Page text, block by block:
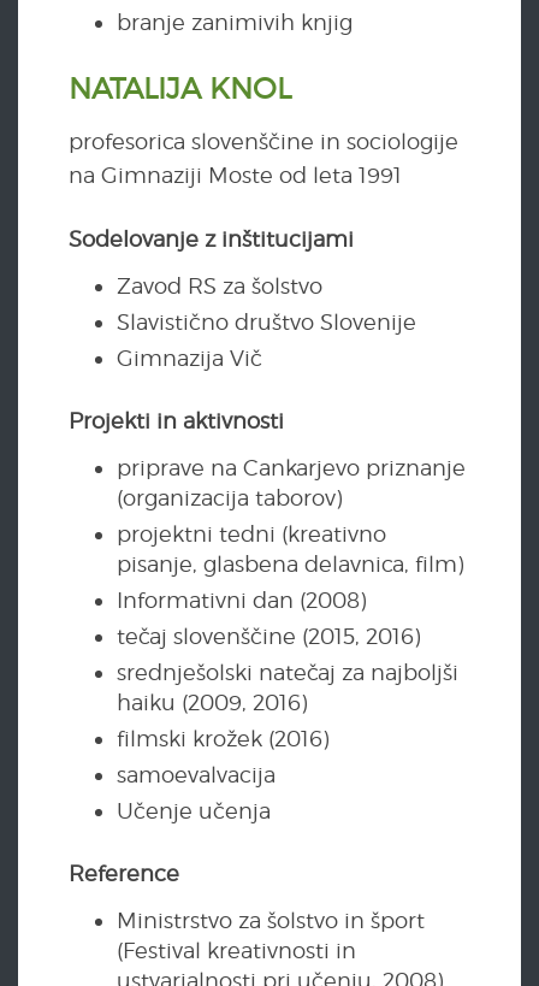
branje zanimivih knjig
NATALIJA KNOL
profesorica slovenščine in sociologije
na Gimnaziji Moste od leta 1991
Sodelovanje z inštitucijami
Zavod RS za šolstvo
Slavistično društvo Slovenije
Gimnazija Vič
Projekti in aktivnosti
priprave na Cankarjevo priznanje
(organizacija taborov)
projektni tedni (kreativno
pisanje, glasbena delavnica, film)
Informativni dan (2008)
tečaj slovenščine (2015, 2016)
srednješolski natečaj za najboljši
haiku (2009, 2016)
filmski krožek (2016)
samoevalvacija
Učenje učenja
Reference
Ministrstvo za šolstvo in šport
(Festival kreativnosti in
ustvarjalnosti pri učenju, 2008)